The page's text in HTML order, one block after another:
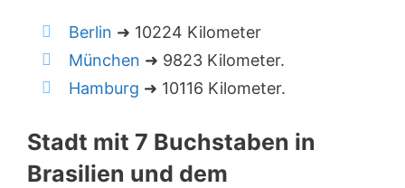
Berlin ➜ 10224 Kilometer
München ➜ 9823 Kilometer.
Hamburg ➜ 10116 Kilometer.
Stadt mit 7 Buchstaben in
Brasilien und dem